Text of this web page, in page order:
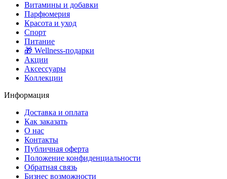
Витамины и добавки
Парфюмерия
Красота и уход
Спорт
Питание
🎁 Wellness-подарки
Акции
Аксессуары
Коллекции
Информация
Доставка и оплата
Как заказать
О нас
Контакты
Публичная оферта
Положение конфиденциальности
Обратная связь
Бизнес возможности